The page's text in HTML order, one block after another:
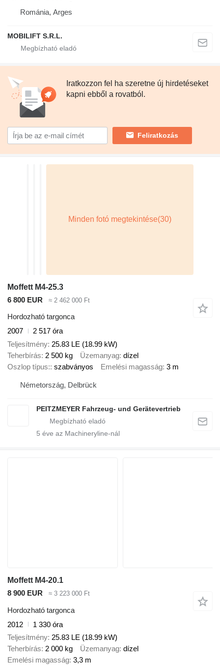
Románia, Arges
MOBILIFT S.R.L.
Iratkozzon fel ha szeretne új hirdetéseket
kapni ebből a rovatból.
Feliratkozás
Moffett M4-25.3
6 800 EUR
≈ 2 462 000 Ft
Hordozható targonca
2007
2 517 óra
Teljesítmény 25.83 LE (18.99 kW)
Teherbírás 2 500 kg Üzemanyag dízel
Oszlop típus: szabványos Emelési magasság 3 m
Németország, Delbrück
PEITZMEYER Fahrzeug- und Gerätevertrieb
5 éve az Machineryline-nál
Moffett M4-20.1
8 900 EUR
≈ 3 223 000 Ft
Hordozható targonca
2012
1 330 óra
Teljesítmény 25.83 LE (18.99 kW)
Teherbírás 2 000 kg Üzemanyag dízel
Emelési magasság 3,3 m